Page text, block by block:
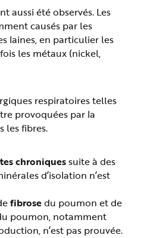
aussi été observés. Les
causés par les
laines, en particulier les
les métaux (nickel,
respiratoires telles
provoquées par la
les fibres.
chroniquessuite à des
d’isolation n’est
fibrosedu poumon et de
poumon, notamment
n’est pas prouvée.